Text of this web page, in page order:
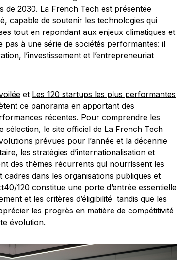
de 2030. La French Tech est présentée
capable de soutenir les technologies qui
tout en répondant aux enjeux climatiques et
pas à une série de sociétés performantes: il
l’investissement et l’entrepreneuriat
et Les 120 startups les plus performantes
ce panorama en apportant des
récentes. Pour comprendre les
sélection, le site officiel de La French Tech
prévues pour l’année et la décennie
les stratégies d’internationalisation et
des thèmes récurrents qui nourrissent les
dans les organisations publiques et
120 constitue une porte d’entrée essentielle
et les critères d’éligibilité, tandis que les
les progrès en matière de compétitivité
évolution.